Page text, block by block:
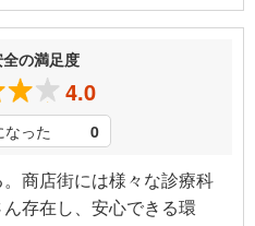
の満足度
4.0
った 0
商店街には様々な診療科
存在し、安心できる環